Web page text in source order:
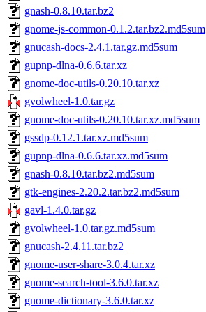
gnash-0.8.10.tar.bz2
gnome-js-common-0.1.2.tar.bz2.md5sum
gnucash-docs-2.4.1.tar.gz.md5sum
gupnp-dlna-0.6.6.tar.xz
gnome-doc-utils-0.20.10.tar.xz
gvolwheel-1.0.tar.gz
gnome-doc-utils-0.20.10.tar.xz.md5sum
gssdp-0.12.1.tar.xz.md5sum
gupnp-dlna-0.6.6.tar.xz.md5sum
gnash-0.8.10.tar.bz2.md5sum
gtk-engines-2.20.2.tar.bz2.md5sum
gavl-1.4.0.tar.gz
gvolwheel-1.0.tar.gz.md5sum
gnucash-2.4.11.tar.bz2
gnome-user-share-3.0.4.tar.xz
gnome-search-tool-3.6.0.tar.xz
gnome-dictionary-3.6.0.tar.xz